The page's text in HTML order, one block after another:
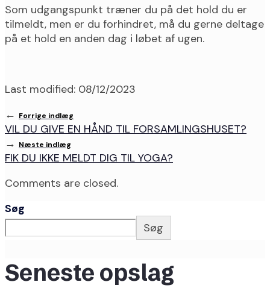
Som udgangspunkt træner du på det hold du er
tilmeldt, men er du forhindret, må du gerne deltage
på et hold en anden dag i løbet af ugen.
Last modified: 08/12/2023
← Forrige indlæg
VIL DU GIVE EN HÅND TIL FORSAMLINGSHUSET?
→ Næste indlæg
FIK DU IKKE MELDT DIG TIL YOGA?
Comments are closed.
Søg
Søg
Seneste opslag